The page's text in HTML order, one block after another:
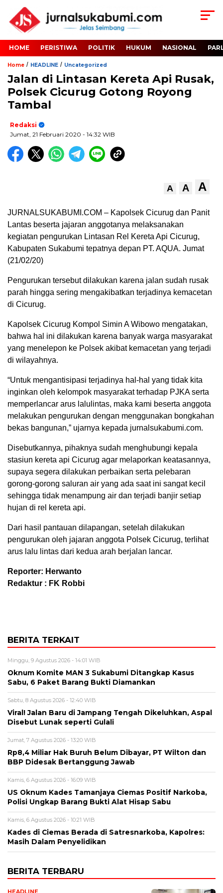
HOME PERISTIWA POLITIK HUKUM NASIONAL
Home / HEADLINE / Uncategorized
Jalan di Lintasan Kereta Api Rusak,
Polsek Cicurug Gotong Royong
Tambal
Redaksi
Jumat, 21 Februari 2020 - 14:32 WIB
A A A
JURNALSUKABUMI.COM – Kapolsek Cicurug dan Panit
Lantas beserta jajaran anggotanya melaksanakan
kegiatan pengurukan Lintasan Rel Kereta Api Cicurug,
Kabupaten Sukabumi tepatnya depan PT. AQUA. Jumat
(21/02/20)
Pengurukan tersebut dilakukan karena jalan sudah rusak
parah hingga sering mengakibatkan terjadinya kemacetan
di Cicurug.
Kapolsek Cicurug Kompol Simin A Wibowo mengatakan,
bahwa hal ini dilakukan karena banyak warga masyarakat
yang menelepon ke Polsek akibat kemacetan yang terjadi
di wilayahnya.
“Untuk mengantisipasi terjadinya hal-hal yang tidak kita
inginkan oleh kelompok masyarakat terhadap PJKA serta
memperlancar arus lalulintas, maka kami beserta anggota
melakukan pengurukan dengan menggunakan bongkahan
bekas bangunan,” ujarnya kepada jurnalsukabumi.com.
Disebutkannya, pihaknya sudah menghubungi kepala
stasiun kereta api Cicurug agar melaporkan keatasannya,
supaya segera dilakukan perbaikan serta pelebaran
gorong-gorong saluran air yang ada saat ini sangat kecil
sehingga tidak menampung air dan terjadi banjir setiap
hujan di rel kereta api.
Dari hasil pantauan dilapangan, setelah dilakukan
pengurukan oleh jajaran anggota Polsek Cicurug, terlihat
arus lalu lintas dari kedua arah berjalan lancar.
Reporter: Herwanto
Redaktur : FK Robbi
BERITA TERKAIT
Minggu, 9 Agustus 2026 - 14:01 WIB
Oknum Komite MAN 3 Sukabumi Ditangkap Kasus
Sabu, 6 Paket Barang Bukti Diamankan
Sabtu, 8 Agustus 2026 - 12:40 WIB
Viral! Jalan Baru di Jampang Tengah Dikeluhkan, Aspal
Disebut Lunak seperti Gulali
Jumat, 7 Agustus 2026 - 13:20 WIB
Rp8,4 Miliar Hak Buruh Belum Dibayar, PT Wilton dan
BBP Didesak Bertanggung Jawab
Kamis, 6 Agustus 2026 - 16:09 WIB
US Oknum Kades Tamanjaya Ciemas Positif Narkoba,
Polisi Ungkap Barang Bukti Alat Hisap Sabu
Kamis, 6 Agustus 2026 - 10:21 WIB
Kades di Ciemas Berada di Satresnarkoba, Kapolres:
Masih Dalam Penyelidikan
BERITA TERBARU